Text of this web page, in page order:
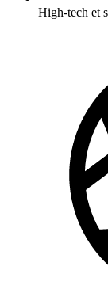
High-tech et